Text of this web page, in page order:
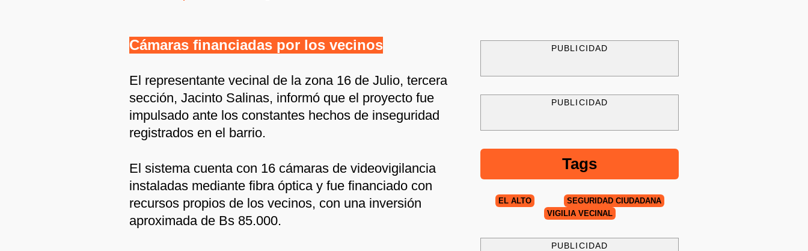
Cámaras financiadas por los vecinos
El representante vecinal de la zona 16 de Julio, tercera
sección, Jacinto Salinas, informó que el proyecto fue
impulsado ante los constantes hechos de inseguridad
registrados en el barrio.
El sistema cuenta con 16 cámaras de videovigilancia
instaladas mediante fibra óptica y fue financiado con
recursos propios de los vecinos, con una inversión
aproximada de Bs 85.000.
PUBLICIDAD
PUBLICIDAD
Tags
EL ALTO
SEGURIDAD CIUDADANA
VIGILIA VECINAL
PUBLICIDAD